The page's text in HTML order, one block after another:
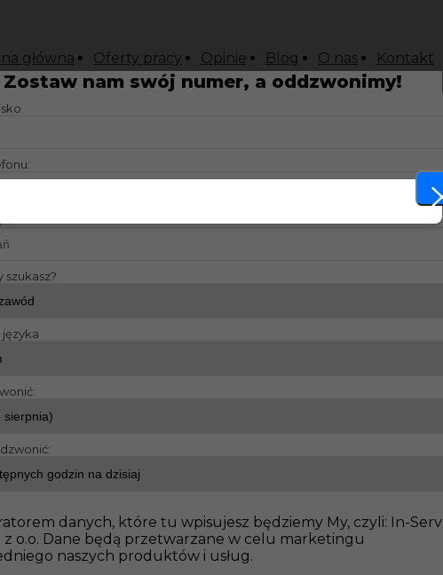
główna Oferty pracy Opinie Blog O nas Kontakt
Zostaw nam swój numer, a oddzwonimy!
szukasz?
danych, które tu wpisujesz będziemy My, czyli: In-Serv
z o.o. Dane będą przetwarzane w celu marketingu
naszych produktów i usług.